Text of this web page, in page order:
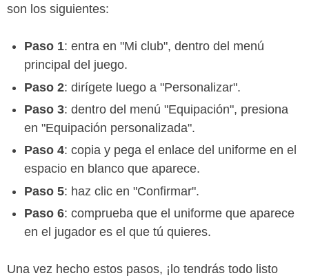
son los siguientes:
Paso 1: entra en "Mi club", dentro del menú
principal del juego.
Paso 2: dirígete luego a "Personalizar".
Paso 3: dentro del menú "Equipación", presiona
en "Equipación personalizada".
Paso 4: copia y pega el enlace del uniforme en el
espacio en blanco que aparece.
Paso 5: haz clic en "Confirmar".
Paso 6: comprueba que el uniforme que aparece
en el jugador es el que tú quieres.
Una vez hecho estos pasos, ¡lo tendrás todo listo